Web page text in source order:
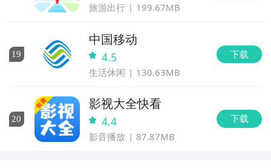
旅游出行 199.67MB
19
中国移动
4.5
生活休闲 130.63MB
下载
20
影视大全快看
4.4
影音播放 87.87MB
下载